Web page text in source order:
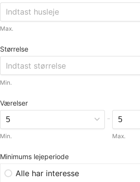
Max.
Størrelse
Min.
Værelser
Min.
-
Max.
Minimums lejeperiode
Alle har interesse